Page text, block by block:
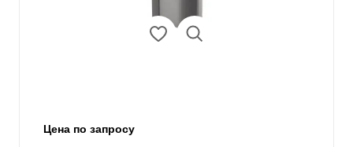
Цена по запросу